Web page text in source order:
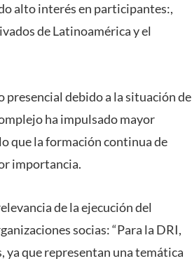
alto interés en participantes:,
de Latinoamérica y el
debido a la situación de
ha impulsado mayor
que la formación continua de
importancia.
de la ejecución del
socias: “Para la DRI,
ya que representan una temática